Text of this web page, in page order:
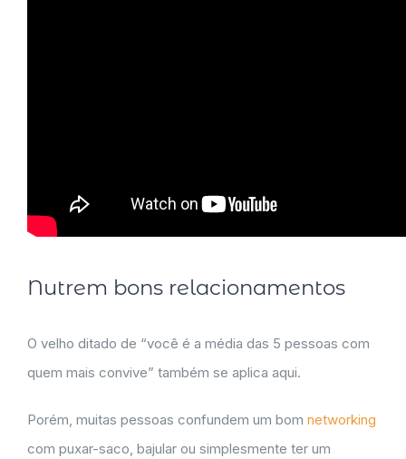
Nutrem bons relacionamentos
O velho ditado de “você é a média das 5 pessoas com
quem mais convive” também se aplica aqui.
Porém, muitas pessoas confundem um bom networking
com puxar-saco, bajular ou simplesmente ter um